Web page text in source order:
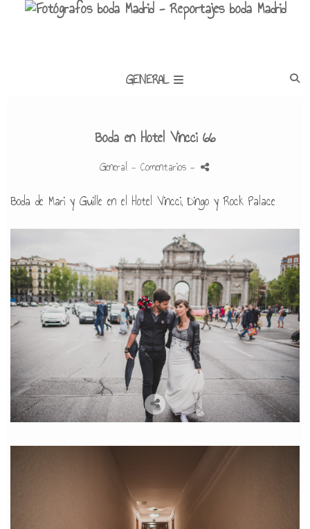
GENERAL
Boda en Hotel Vincci 66
General - Comentarios -
Boda de Mari y Guille en el Hotel Vincci, Dingo y Rock Palace